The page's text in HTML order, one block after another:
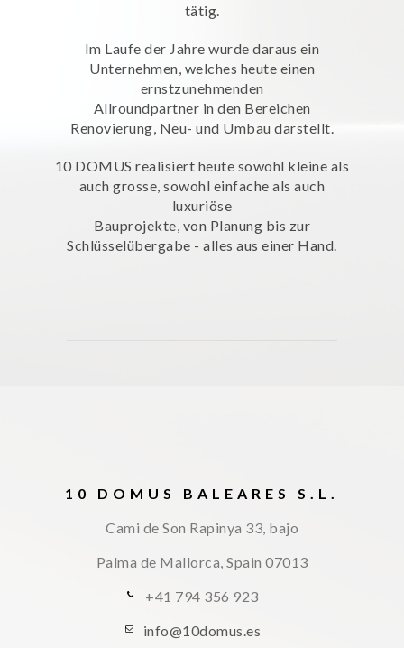
tätig.
Im Laufe der Jahre wurde daraus ein
Unternehmen, welches heute einen
ernstzunehmenden
Allroundpartner in den Bereichen
Renovierung, Neu- und Umbau darstellt.
10 DOMUS realisiert heute sowohl kleine als
auch grosse, sowohl einfache als auch
luxuriöse
Bauprojekte, von Planung bis zur
Schlüsselübergabe - alles aus einer Hand.
10 DOMUS BALEARES S.L.
Cami de Son Rapinya 33, bajo
Palma de Mallorca, Spain 07013
+41 794 356 923
info@10domus.es